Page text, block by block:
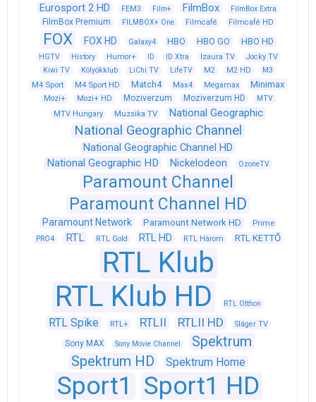
Eurosport 2 HD
FEM3 Film+ FilmBox FilmBox Extra
FilmBox Premium FILMBOX+ One Filmcafé Filmcafé HD
FOX FOX HD Galaxy4 HBO HBO GO HBO HD
HGTV History Humor+ ID ID Xtra Izaura TV
Jocky TV
Kiwi TV
Kölyökklub LiChi TV LifeTV M2 M2 HD M3
M4 Sport M4 Sport HD Match4 Max4 Megamax Minimax
Mozi+ Mozi+ HD Moziverzum Moziverzum HD
MTV
MTV Hungary
Muzsika TV National Geographic
National Geographic Channel
National Geographic Channel HD
National Geographic HD
Nickelodeon OzoneTV
Paramount Channel
Paramount Channel HD
Paramount Network Paramount Network HD Prime
PRO4 RTL RTL Gold RTL HD RTL Három RTL KETTŐ
RTL Klub
RTL Klub HD
RTL Otthon
RTL Spike RTL+ RTLII RTLII HD Sláger TV
Sony MAX Sony Movie Channel
Spektrum
Spektrum HD
Spektrum Home
Sport1 Sport1 HD